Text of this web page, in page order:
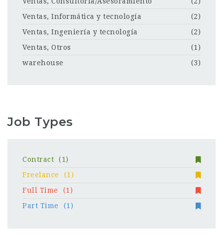
Ventas, Informática y tecnología
(2)
Ventas, Ingeniería y tecnología
(2)
Ventas, Otros
(1)
warehouse
(3)
Job Types
Contract
(1)
Freelance
(1)
Full Time
(1)
Part Time
(1)